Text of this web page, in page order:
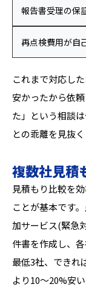
報告書受理の保
再点検費用が自
これまで対応し
安かったから依
た」という相談
との乖離を見抜
複数社見積
見積もり比較を
ことが基本です
加サービス(緊急
件書を作成し、
最低3社、できれ
より10〜20%安